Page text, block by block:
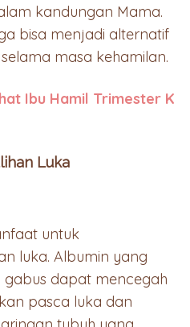
kandungan Mama.
bisa menjadi alternatif
masa kehamilan.
Ibu Hamil Trimester K
Luka
untuk
luka. Albumin yang
dapat mencegah
pasca luka dan